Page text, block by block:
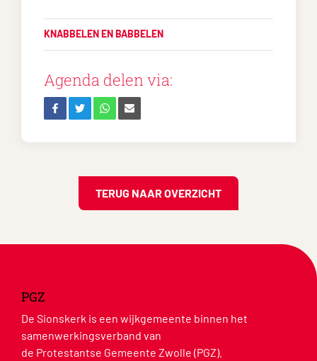
KNABBELEN EN BABBELEN
Agenda delen via:
TERUG NAAR OVERZICHT
PGZ
De Sionskerk is een wijkgemeente binnen het
samenwerkingsverband van
de Protestantse Gemeente Zwolle (PGZ).